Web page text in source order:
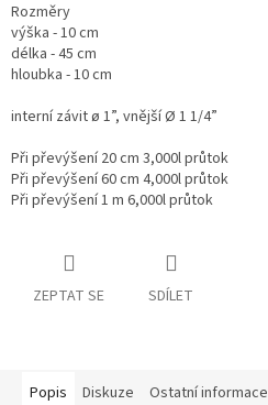
Rozměry
výška - 10 cm
délka - 45 cm
hloubka - 10 cm
interní závit ø 1”, vnější Ø 1 1/4”
Při převýšení 20 cm 3,000l průtok
Při převýšení 60 cm 4,000l průtok
Při převýšení 1 m 6,000l průtok
ZEPTAT SE SDÍLET
Popis Diskuze Ostatní informace